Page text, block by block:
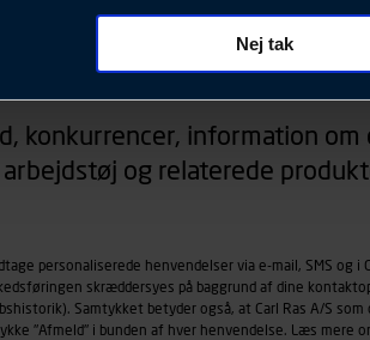
hvad der klikkes på, sider/indhold der
(computer, smartphone mv.) samt de
browsertype, søgeord, IP-
der anvendes.
persondatapolitik, der indeholder
Nej tak
konkurrencer, information
arbejdstøj og relaterede
personaliserede henvendelser via e-mail, SMS og i
skræddersyes på baggrund af dine
Samtykket betyder også, at Carl Ras A/S
"Afmeld" i bunden af hver henvendelse. Læs mere